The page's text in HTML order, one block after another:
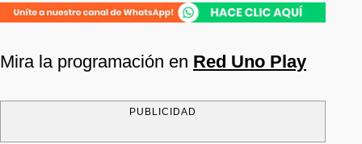
Mira la programación en Red Uno Play
PUBLICIDAD